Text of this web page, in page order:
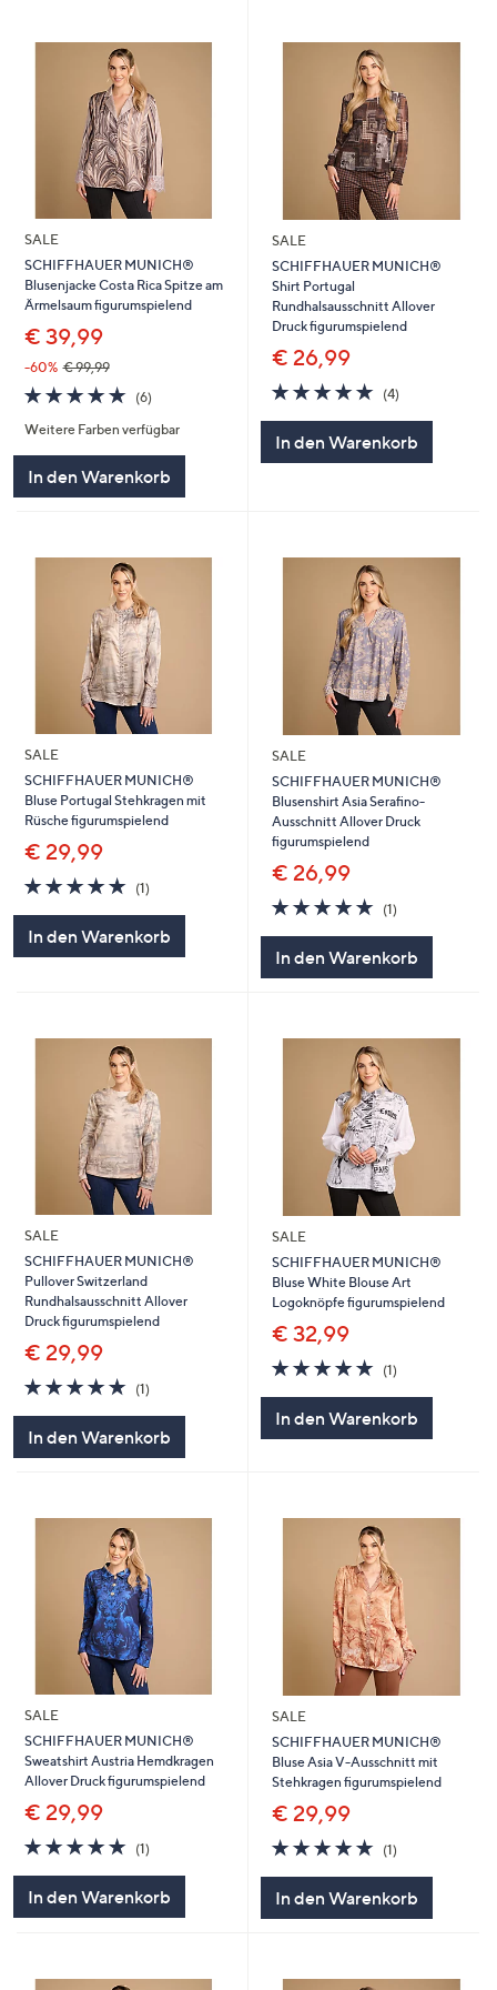
SALE
SCHIFFHAUER MUNICH®
Blusenjacke Costa Rica Spitze am
Ärmelsaum figurumspielend
€ 39,99
-60% € 99,99
5.0
von
5
(6)6
Weitere Farben verfügbar
In den Warenkorb
SALE
SCHIFFHAUER MUNICH®
Shirt Portugal
Rundhalsausschnitt Allover
Druck figurumspielend
€ 26,99
5.0
von
(4)
In den Warenkorb
SALE
SCHIFFHAUER MUNICH®
Bluse Portugal Stehkragen mit
Rüsche figurumspielend
€ 29,99
5.0
von
(1)1
In den Warenkorb
SALE
SCHIFFHAUER MUNICH®
Blusenshirt Asia Serafino-
Ausschnitt Allover Druck
figurumspielend
€ 26,99
5.0
von
(1)1
In den Warenkorb
SALE
SCHIFFHAUER MUNICH®
Pullover Switzerland
Rundhalsausschnitt Allover
Druck figurumspielend
€ 29,99
5.0
von
(1)1
In den Warenkorb
SALE
SCHIFFHAUER MUNICH®
Bluse White Blouse Art
Logoknöpfe figurumspielend
€ 32,99
5.0
von
(1)1
In den Warenkorb
SALE
SCHIFFHAUER MUNICH®
Sweatshirt Austria Hemdkragen
Allover Druck figurumspielend
€ 29,99
5.0
von
(1)1
In den Warenkorb
SALE
SCHIFFHAUER MUNICH®
Bluse Asia V-Ausschnitt mit
Stehkragen figurumspielend
€ 29,99
5.0
von
(1)1
In den Warenkorb